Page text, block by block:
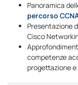
Panoramica
percorso
Presentazione
Cisco
competenze
progettazione